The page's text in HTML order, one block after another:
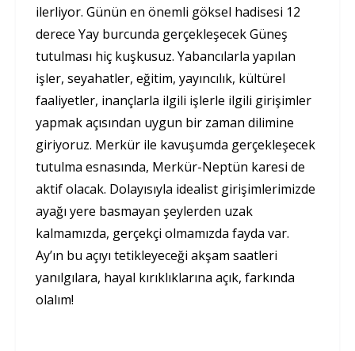
ilerliyor. Günün en önemli göksel hadisesi 12
derece Yay burcunda gerçekleşecek Güneş
tutulması hiç kuşkusuz. Yabancılarla yapılan
işler, seyahatler, eğitim, yayıncılık, kültürel
faaliyetler, inançlarla ilgili işlerle ilgili girişimler
yapmak açısından uygun bir zaman dilimine
giriyoruz. Merkür ile kavuşumda gerçekleşecek
tutulma esnasında, Merkür-Neptün karesi de
aktif olacak. Dolayısıyla idealist girişimlerimizde
ayağı yere basmayan şeylerden uzak
kalmamızda, gerçekçi olmamızda fayda var.
Ay’ın bu açıyı tetikleyeceği akşam saatleri
yanılgılara, hayal kırıklıklarına açık, farkında
olalım!